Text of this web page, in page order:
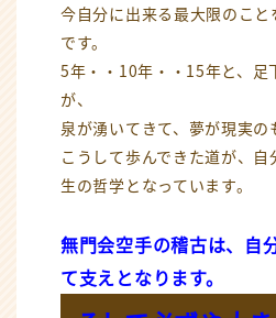
今自分に出来る最大限のこと
です。
5年・・10年・・15年と、足
が、
泉が湧いてきて、夢が現実の
こうして歩んできた道が、自
生の哲学となっています。
無門会空手の稽古は、自
て支えとなります。